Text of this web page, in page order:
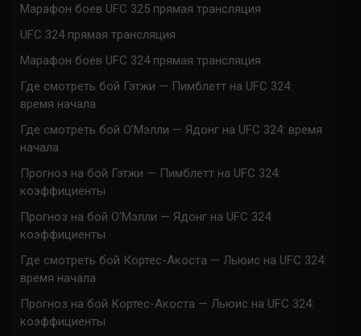
Марафон боев UFC 325 прямая трансляция
UFC 324 прямая трансляция
Марафон боев UFC 324 прямая трансляция
Где смотреть бой Гэтжи — Пимблетт на UFC 324:
время начала
Где смотреть бой О’Мэлли — Ядонг на UFC 324: время
начала
Прогноз на бой Гэтжи — Пимблетт на UFC 324:
коэффициенты
Прогноз на бой О’Мэлли — Ядонг на UFC 324:
коэффициенты
Где смотреть бой Кортес-Акоста — Льюис на UFC 324:
время начала
Прогноз на бой Кортес-Акоста — Льюис на UFC 324:
коэффициенты